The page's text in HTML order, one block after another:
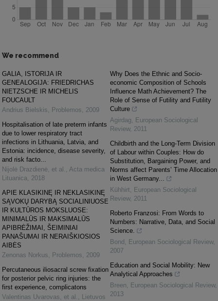
We recommend
GALIA, ISTORIJA IR
GENEALOGIJA: FRIEDRICHAS
NIETZSCHE IR MICHELIS
FOUCAULT
Andrius Bielskis, Problemos, 2009
Hospitalisation of late preterm infants
due to lower respiratory tract
infections in Lithuania, Latvia, and
Estonia: incidence, disease severity,
and risk facto...
Nijolė Drazdienė, et al. , Acta medica
Lituanica, 2018
APIE KLASIKINĘ IR NEKLASIKINĘ
SĄVOKŲ DARYBĄ SOCIALINIUOSE
IR KULTŪROS MOKSLUOSE:
MINIMALŪS IR MAKSIMALŪS
APIBRĖŽIMAI, ŠEIMINIAI
PANAŠUMAI IR NERAIŠKIOSIOS
AIBĖS
Zenonas Norkus, Problemos, 2009
Percutaneous iliosacral screw fixation
for posterior pelvic ring injuries: the
first experience, complicatons
Valentinas Uvarovas, et al. , Lietuvos
Why Does the Ethnic and Socio-
economic Composition of Schools
Influence Math Achievement? The
Role of Sense of Futility and Futility
Culture
Agirdag, European Sociological
Review, 2011
Childbirth and the Long-Term Division
of Labour within Couples: How do
Substitution, Bargaining Power, and
Norms affect Parents’ Time Allocation
in West Germany...
Kühhirt, European Sociological
Review, 2011
Roberto Franzosi: From Words to
Numbers: Narrative, Data, and Social
Science.
Bond , European Sociological Review,
2007
Education and Social Mobility: New
Analytical Approaches
Breen, European Sociological Review,
2013